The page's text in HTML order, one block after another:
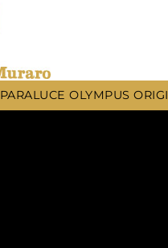
PARALUCE OLYMPUS